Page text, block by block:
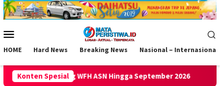
Loncat
ke
Mobile
HOME Hard News Breaking News Nasional – Internasional
Konten Spesial
Hingga September 2026 Gempa M 5,3 Guncang